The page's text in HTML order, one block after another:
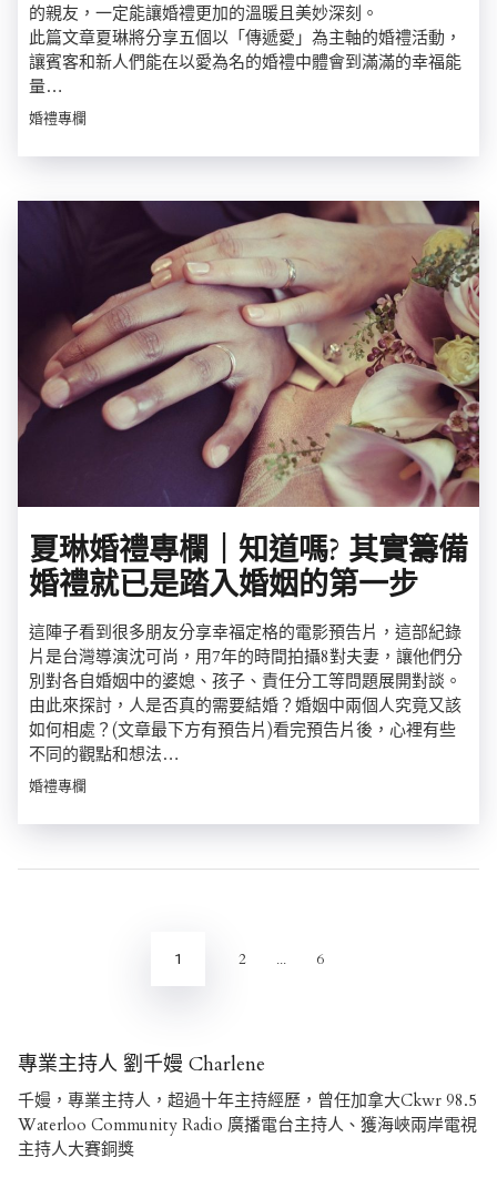
的親友，一定能讓婚禮更加的溫暖且美妙深刻。
此篇文章夏琳將分享五個以「傳遞愛」為主軸的婚禮活動，
讓賓客和新人們能在以愛為名的婚禮中體會到滿滿的幸福能
量…
婚禮專欄
夏琳婚禮專欄｜知道嗎? 其實籌備
婚禮就已是踏入婚姻的第一步
這陣子看到很多朋友分享幸福定格的電影預告片，這部紀錄
片是台灣導演沈可尚，用7年的時間拍攝8對夫妻，讓他們分
別對各自婚姻中的婆媳、孩子、責任分工等問題展開對談。
由此來探討，人是否真的需要結婚？婚姻中兩個人究竟又該
如何相處？(文章最下方有預告片)看完預告片後，心裡有些
不同的觀點和想法…
婚禮專欄
文
1 2 6
專業主持人 劉千嫚 Charlene
千嫚，專業主持人，超過十年主持經歷，曾任加拿大Ckwr 98.5
Waterloo Community Radio 廣播電台主持人、獲海峽兩岸電視
主持人大賽銅獎